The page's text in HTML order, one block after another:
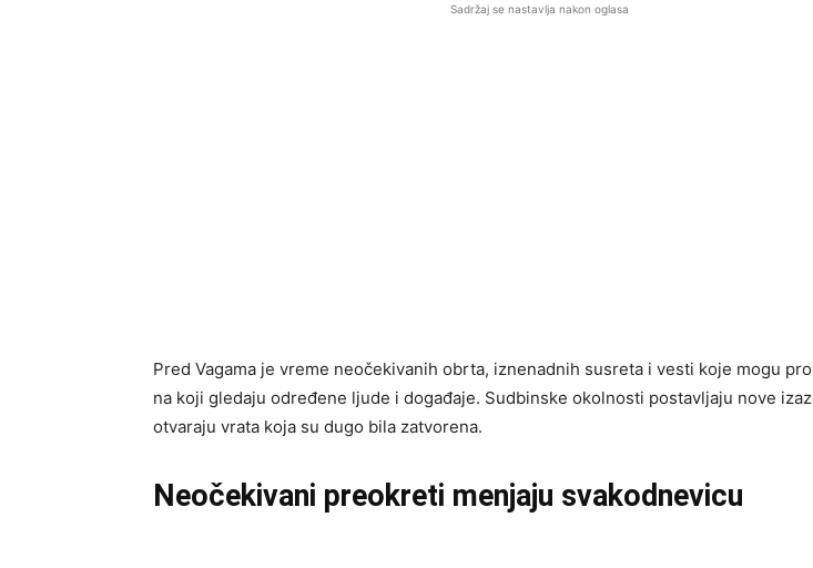
Sadržaj se nastavlja nakon oglasa
Pred Vagama je vreme neočekivanih obrta, iznenadnih susreta i vesti koje mogu
na koji gledaju određene ljude i događaje. Sudbinske okolnosti postavljaju nove
otvaraju vrata koja su dugo bila zatvorena.
Neočekivani preokreti menjaju svakodnevicu